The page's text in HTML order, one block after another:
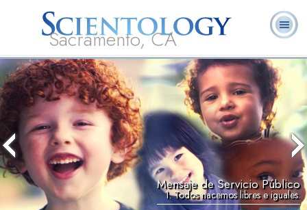
Sacramento, CA
Acerca de
Nosotros
L. Ronald
Hubbard
¿Qué es
Scientology?
Ministros
Voluntarios
Preguntas
Frecuentes
Libros
Mensaje de Servicio Público
1. Todos nacemos libres e iguales.